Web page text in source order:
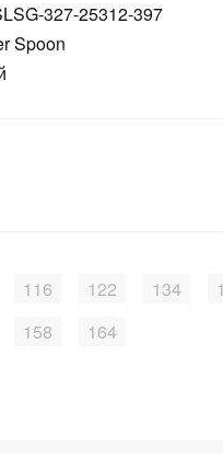
327-25312-397
Spoon
116 122 134
158
164